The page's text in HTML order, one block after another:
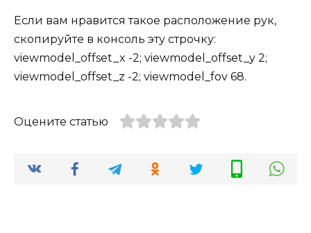
Если вам нравится такое расположение рук,
скопируйте в консоль эту строчку:
viewmodel_offset_x -2; viewmodel_offset_y 2;
viewmodel_offset_z -2; viewmodel_fov 68.
Оцените статью